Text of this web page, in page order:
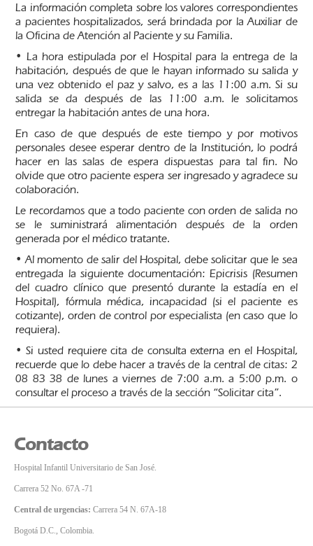
La información completa sobre los valores correspondientes
a pacientes hospitalizados, será brindada por la Auxiliar de
la Oficina de Atención al Paciente y su Familia.
• La hora estipulada por el Hospital para la entrega de la
habitación, después de que le hayan informado su salida y
una vez obtenido el paz y salvo, es a las 11:00 a.m. Si su
salida se da después de las 11:00 a.m. le solicitamos
entregar la habitación antes de una hora.
En caso de que después de este tiempo y por motivos
personales desee esperar dentro de la Institución, lo podrá
hacer en las salas de espera dispuestas para tal fin. No
olvide que otro paciente espera ser ingresado y agradece su
colaboración.
Le recordamos que a todo paciente con orden de salida no
se le suministrará alimentación después de la orden
generada por el médico tratante.
• Al momento de salir del Hospital, debe solicitar que le sea
entregada la siguiente documentación: Epicrisis (Resumen
del cuadro clínico que presentó durante la estadía en el
Hospital), fórmula médica, incapacidad (si el paciente es
cotizante), orden de control por especialista (en caso que lo
requiera).
• Si usted requiere cita de consulta externa en el Hospital,
recuerde que lo debe hacer a través de la central de citas: 2
08 83 38 de lunes a viernes de 7:00 a.m. a 5:00 p.m. o
consultar el proceso a través de la sección “Solicitar cita”.
Contacto
Hospital Infantil Universitario de San José.
Carrera 52 No. 67A -71
Central de urgencias: Carrera 54 N. 67A-18
Bogotá D.C., Colombia.